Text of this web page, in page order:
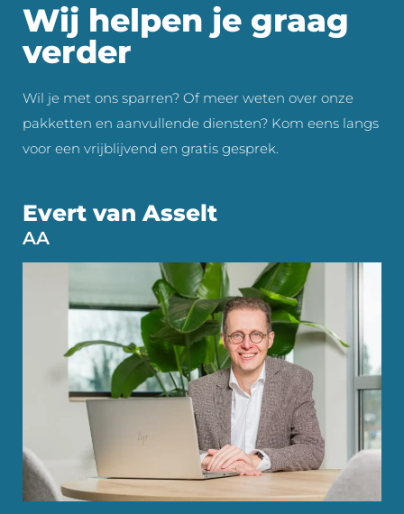
Wij helpen je graag
verder
Wil je met ons sparren? Of meer weten over onze
pakketten en aanvullende diensten? Kom eens langs
voor een vrijblijvend en gratis gesprek.
Evert van Asselt
AA